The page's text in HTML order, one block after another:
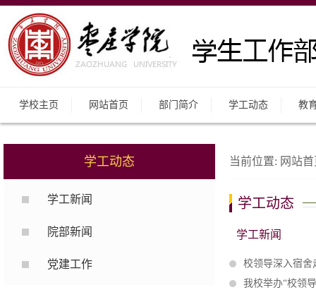
学校主页 网站首页 部门简介 学工动态 教
学工动态
学工新闻
院部新闻
党建工作
当前位置: 网站
学工动态
学工新闻
校领导深入宿舍
我校举办“校领